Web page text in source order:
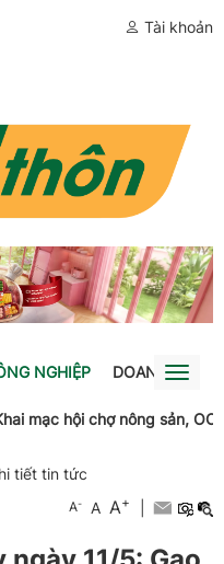
Tài khoản
NGHIỆP DOANH Toggle
mạc hội chợ nông sản,
tiết tin tức
A- A A+